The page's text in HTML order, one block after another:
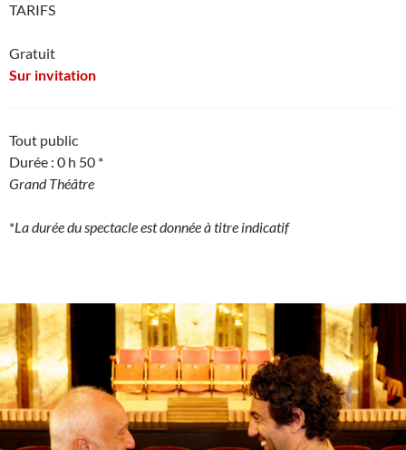
TARIFS
Gratuit
Sur invitation
Tout public
Durée : 0 h 50 *
Grand Théâtre
*La durée du spectacle est donnée à titre indicatif